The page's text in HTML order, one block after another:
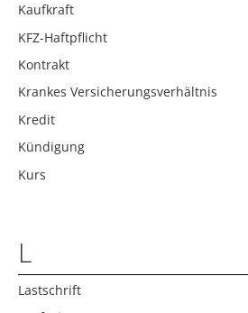
Kaufkraft
KFZ-Haftpflicht
Kontrakt
Krankes Versicherungsverhältnis
Kredit
Kündigung
Kurs
L
Lastschrift